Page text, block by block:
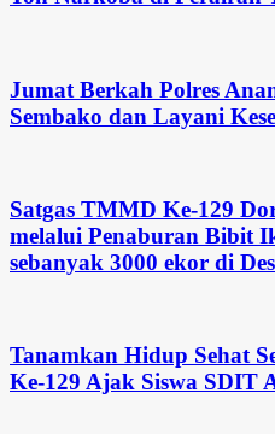
Jumat Berkah Polres
Sembako dan Layani
Satgas TMMD Ke-129
melalui Penaburan Bibit
sebanyak 3000 ekor di
Tanamkan Hidup Sehat
Ke-129 Ajak Siswa SDIT